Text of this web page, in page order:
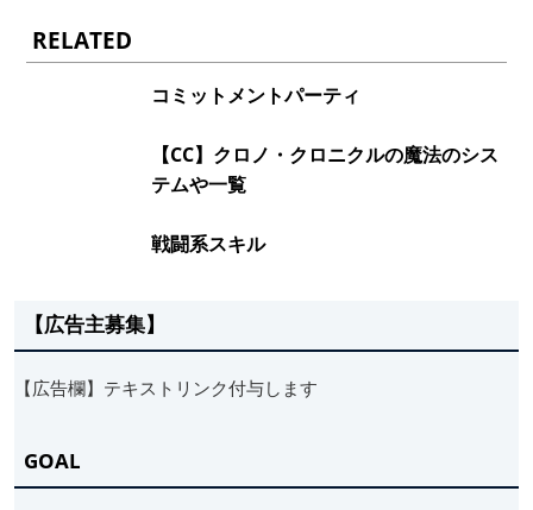
RELATED
コミットメントパーティ
【CC】クロノ・クロニクルの魔法のシス
テムや一覧
戦闘系スキル
【広告主募集】
【広告欄】テキストリンク付与します
GOAL